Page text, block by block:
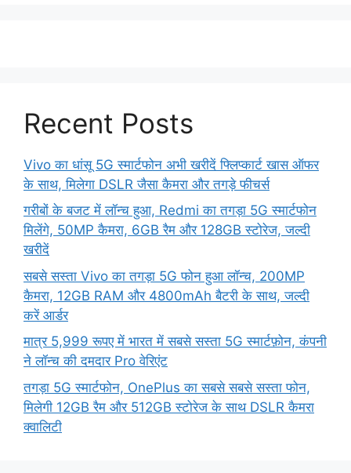
Recent Posts
Vivo का धांसू 5G स्मार्टफोन अभी खरीदें फ्लिप्कार्ट खास ऑफर
के साथ, मिलेगा DSLR जैसा कैमरा और तगड़े फीचर्स
गरीबों के बजट में लॉन्च हुआ, Redmi का तगड़ा 5G स्मार्टफोन
मिलेंगे, 50MP कैमरा, 6GB रैम और 128GB स्टोरेज, जल्दी
खरीदें
सबसे सस्ता Vivo का तगड़ा 5G फोन हुआ लॉन्च, 200MP
कैमरा, 12GB RAM और 4800mAh बैटरी के साथ, जल्दी
करें आर्डर
मात्र 5,999 रूपए में भारत में सबसे सस्ता 5G स्मार्टफ़ोन, कंपनी
ने लॉन्च की दमदार Pro वेरिएंट
तगड़ा 5G स्मार्टफोन, OnePlus का सबसे सबसे सस्ता फोन,
मिलेगी 12GB रैम और 512GB स्टोरेज के साथ DSLR कैमरा
क्वालिटी